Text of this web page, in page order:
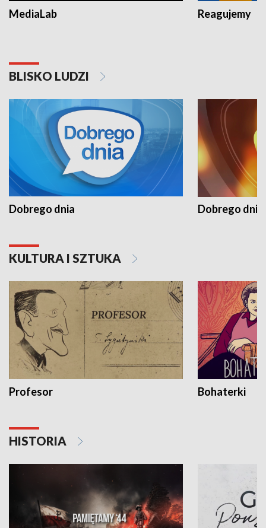
MediaLab Reagujemy
BLISKO LUDZI
Dobrego dnia Dobrego dnia
KULTURA I SZTUKA
Profesor Bohaterki
HISTORIA